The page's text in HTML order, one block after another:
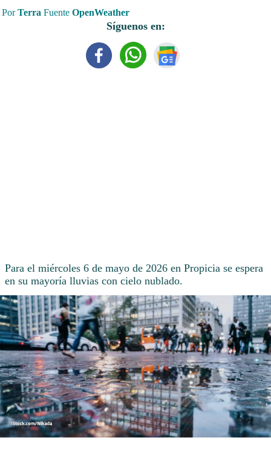
PorTerra Fuente OpenWeather
Síguenos en:
Para el miércoles 6 de mayo de 2026 en Propicia se espera
en su mayoría lluvias con cielo nublado.